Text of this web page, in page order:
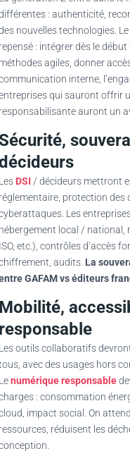
: authenticité,
nouvelles technologies. Le
: intégrer dès le
agiles, donner
interne,
qui sauront offrir
auront un
DSI / décideurs mettront
protection des
Les
local / national,
etc.), contrôles d’accès
audits. La
GAFAM vs éditeurs
outils collaboratifs
avec des usages hors
numérique responsable
: consommation
impact social. On
réduisent les